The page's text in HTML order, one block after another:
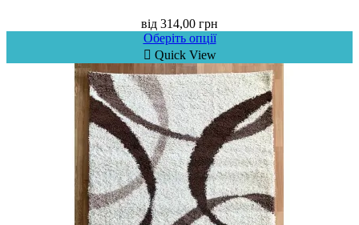
від 314,00 грн
Оберіть опції
Quick View